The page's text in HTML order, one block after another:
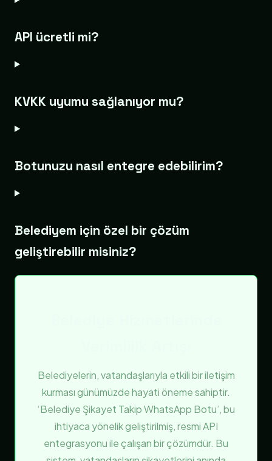
API ücretli mi?
KVKK uyumu sağlanıyor mu?
Botunuzu nasıl entegre edebilirim?
Belediyem için özel bir çözüm
geliştirebilir misiniz?
Belediyelerin, vatandaşlarıyla etkili bir iletişim
kurması günümüzde hayati öneme sahiptir.
‘Belediye Şikayet Takip WhatsApp Botu’, bu
ihtiyaca yönelik geliştirilmiş, resmi API
entegrasyonu ile çalışan bir çözümdür. Bu